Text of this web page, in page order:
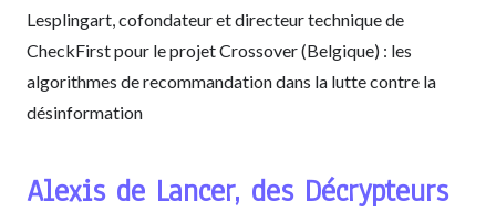
Lesplingart, cofondateur et directeur technique de
CheckFirst pour le projet Crossover (Belgique) : les
algorithmes de recommandation dans la lutte contre la
désinformation
Alexis de Lancer, des Décrypteurs